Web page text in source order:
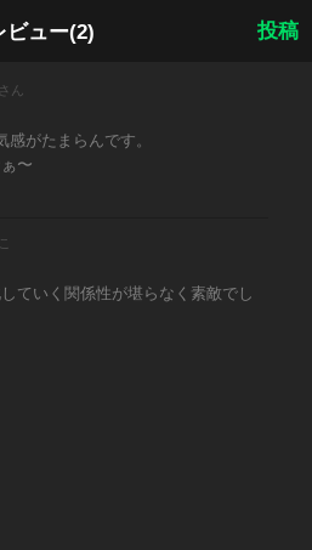
ビュー(2) 投稿
ん
がたまらんです。
〜
ていく関係性が堪らなく素敵でし